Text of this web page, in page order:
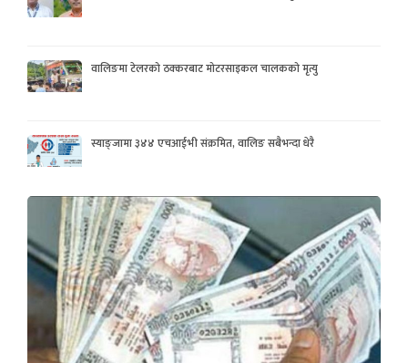
वालिङमा टेलरको ठक्करबाट मोटरसाइकल चालकको मृत्यु
स्याङ्जामा ३४४ एचआईभी संक्रमित, वालिङ सबैभन्दा धेरै